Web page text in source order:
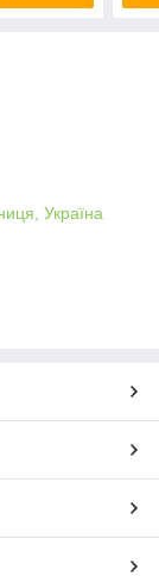
Україна